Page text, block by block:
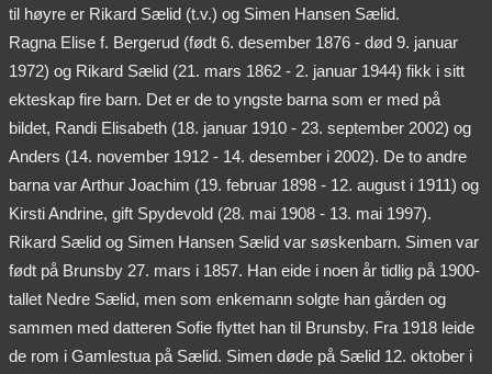
til høyre er Rikard Sælid (t.v.) og Simen Hansen Sælid.
Ragna Elise f. Bergerud (født 6. desember 1876 - død 9. januar
1972) og Rikard Sælid (21. mars 1862 - 2. januar 1944) fikk i sitt
ekteskap fire barn. Det er de to yngste barna som er med på
bildet, Randi Elisabeth (18. januar 1910 - 23. september 2002) og
Anders (14. november 1912 - 14. desember i 2002). De to andre
barna var Arthur Joachim (19. februar 1898 - 12. august i 1911) og
Kirsti Andrine, gift Spydevold (28. mai 1908 - 13. mai 1997).
Rikard Sælid og Simen Hansen Sælid var søskenbarn. Simen var
født på Brunsby 27. mars i 1857. Han eide i noen år tidlig på 1900-
tallet Nedre Sælid, men som enkemann solgte han gården og
sammen med datteren Sofie flyttet han til Brunsby. Fra 1918 leide
de rom i Gamlestua på Sælid. Simen døde på Sælid 12. oktober i